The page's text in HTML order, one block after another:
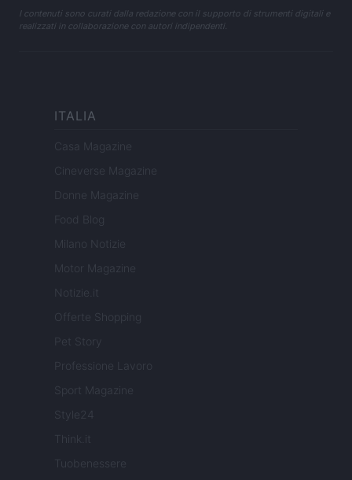
I contenuti sono curati dalla redazione con il supporto di strumenti digitali e
realizzati in collaborazione con autori indipendenti.
ITALIA
Casa Magazine
Cineverse Magazine
Donne Magazine
Food Blog
Milano Notizie
Motor Magazine
Notizie.it
Offerte Shopping
Pet Story
Professione Lavoro
Sport Magazine
Style24
Think.it
Tuobenessere